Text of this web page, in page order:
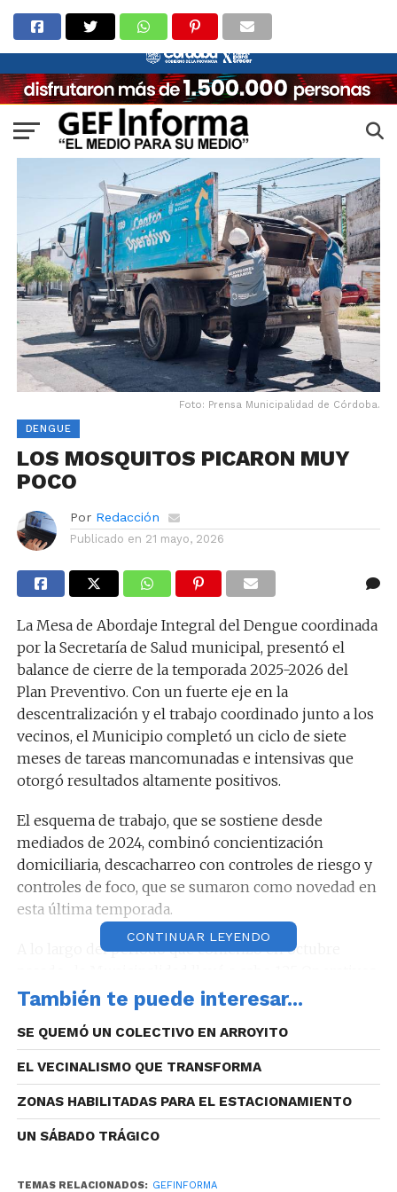
Foto: Prensa Municipalidad de Córdoba.
DENGUE
LOS MOSQUITOS PICARON MUY
POCO
Por Redacción
Publicado en 21 mayo, 2026
La Mesa de Abordaje Integral del Dengue coordinada
por la Secretaría de Salud municipal, presentó el
balance de cierre de la temporada 2025-2026 del
Plan Preventivo. Con un fuerte eje en la
descentralización y el trabajo coordinado junto a los
vecinos, el Municipio completó un ciclo de siete
meses de tareas mancomunadas e intensivas que
otorgó resultados altamente positivos.
El esquema de trabajo, que se sostiene desde
mediados de 2024, combinó concientización
domiciliaria, descacharreo con controles de riesgo y
controles de foco, que se sumaron como novedad en
esta última temporada.
A lo largo del período que comenzó en octubre
de Reordenamiento Ambiental Preventivo en más
de 120 barrios donde cada vecino y vecina
acompañaron la propuesta cumpliendo un rol
fundamental: la limpieza previa de patios y jardines,
eliminando los posibles criaderos de sus viviendas.
De forma paralela, el Municipio desplegó, a través de
los Centros Operativos y la Secretaría de Higiene
objetos en cada uno de los puntos visitados.
CONTINUAR LEYENDO
También te puede interesar...
SE QUEMÓ UN COLECTIVO EN ARROYITO
EL VECINALISMO QUE TRANSFORMA
ZONAS HABILITADAS PARA EL ESTACIONAMIENTO
UN SÁBADO TRÁGICO
TEMAS RELACIONADOS: GEFINFORMA